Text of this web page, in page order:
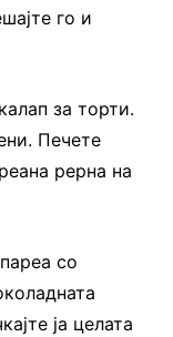
го и
за торти.
Печете
рерна на
со
ја целата